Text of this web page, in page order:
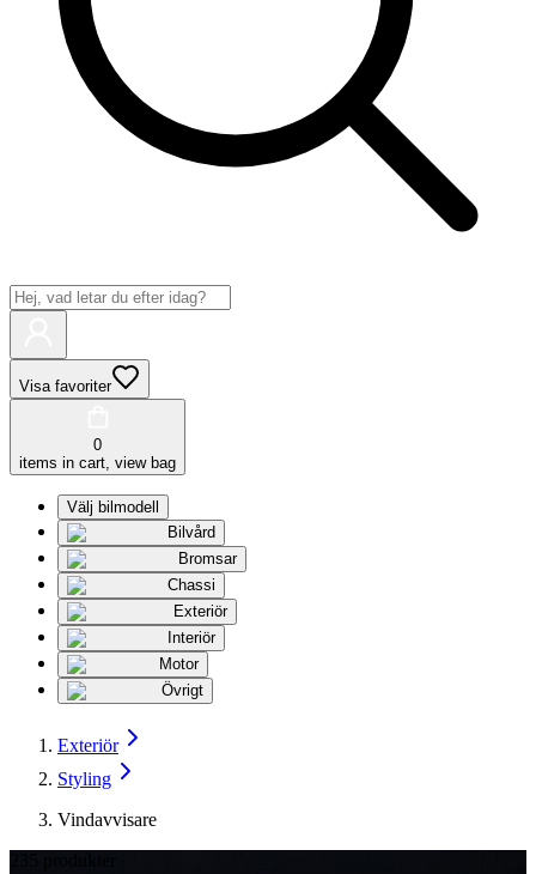
Visa favoriter
0
items in cart, view bag
Välj bilmodell
Bilvård
Bromsar
Chassi
Exteriör
Interiör
Motor
Övrigt
Exteriör
Styling
Vindavvisare